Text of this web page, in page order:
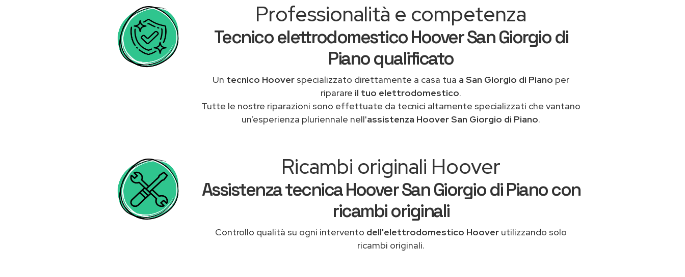
Professionalità e competenza
Tecnico elettrodomestico Hoover San Giorgio di
Piano qualificato
Un tecnico Hoover specializzato direttamente a casa tua a San Giorgio di Piano per
riparare il tuo elettrodomestico.
Tutte le nostre riparazioni sono effettuate da tecnici altamente specializzati che vantano
un’esperienza pluriennale nell'assistenza Hoover San Giorgio di Piano.
Ricambi originali Hoover
Assistenza tecnica Hoover San Giorgio di Piano con
ricambi originali
Controllo qualità su ogni intervento dell'elettrodomestico Hoover utilizzando solo
ricambi originali.